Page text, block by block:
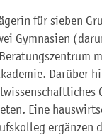
für sieben
Gymnasien
Darüber
Eine
ergänzen